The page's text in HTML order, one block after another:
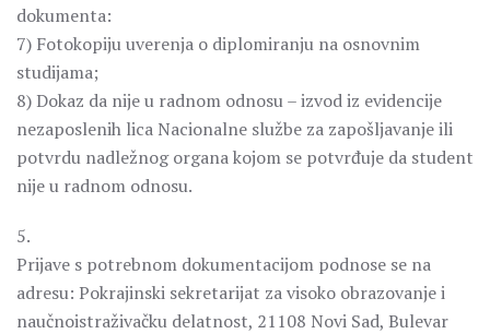
dokumenta:
7) Fotokopiju uverenja o diplomiranju na osnovnim
studijama;
8) Dokaz da nije u radnom odnosu – izvod iz evidencije
nezaposlenih lica Nacionalne službe za zapošljavanje ili
potvrdu nadležnog organa kojom se potvrđuje da student
nije u radnom odnosu.
5.
Prijave s potrebnom dokumentacijom podnose se na
adresu: Pokrajinski sekretarijat za visoko obrazovanje i
naučnoistraživačku delatnost, 21108 Novi Sad, Bulevar